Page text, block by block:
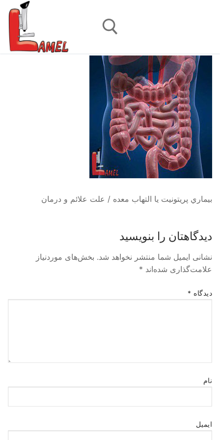
جستجو برای:
بيماري پريتونيت یا التهاب معده / علت علائم و درمان
دیدگاهتان را بنویسید
نشانی ایمیل شما منتشر نخواهد شد. بخش‌های موردنیاز
علامت‌گذاری شده‌اند *
دیدگاه *
نام
ایمیل